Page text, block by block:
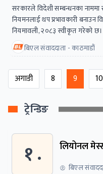
सरकारले विदेशी सम्बन्धनका
नियमनलाई थप प्रभावकारी बनाउन
नियमावली, २०८३ स्वीकृत गरेको छ।
बिएल संवाददाता - काठमाडौं
अगाडी 8 9 10
ट्रेन्डिङ
१ . लियोनल
बिएल